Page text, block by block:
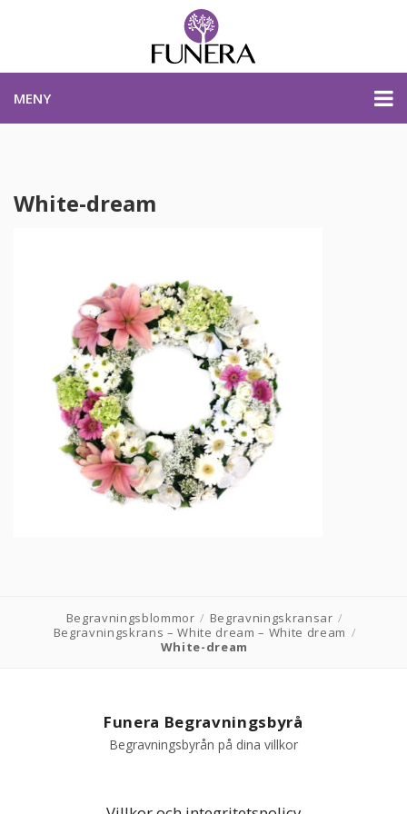
MENY
STARTSIDA
PLANERA BEGRAVNING
PRODUKTER & PRISER
OM BEGRAVNINGAR
OM FUNERA
LIVESTREAMING
White-dream
Begravningsblommor / Begravningskransar /
Begravningskrans – White dream – White dream /
White-dream
Funera Begravningsbyrå
Begravningsbyrån på dina villkor